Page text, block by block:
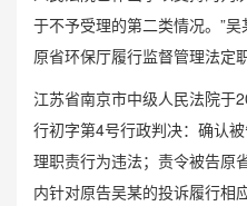
于不予受理的第二类情况。”
原省环保厅履行监督管理法定职
江苏省南京市中级人民法院于
行初字第4号行政判决：确认
理职责行为违法；责令被告原
内针对原告吴某的投诉履行相